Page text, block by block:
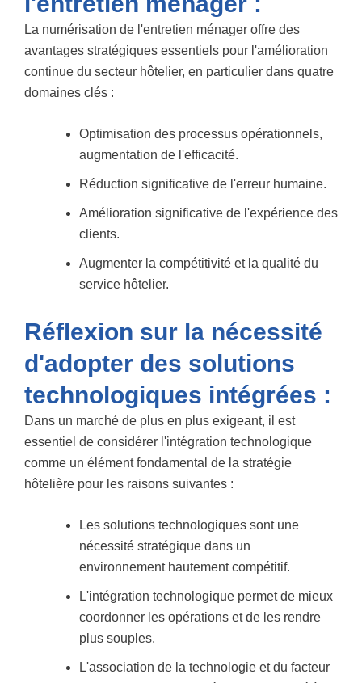
La numérisation de l'entretien ménager offre des
avantages stratégiques essentiels pour l'amélioration
continue du secteur hôtelier, en particulier dans quatre
domaines clés :
Optimisation des processus opérationnels,
augmentation de l'efficacité.
Réduction significative de l'erreur humaine.
Amélioration significative de l'expérience des
clients.
Augmenter la compétitivité et la qualité du
service hôtelier.
Réflexion sur la nécessité
d'adopter des solutions
technologiques intégrées :
Dans un marché de plus en plus exigeant, il est
essentiel de considérer l'intégration technologique
comme un élément fondamental de la stratégie
hôtelière pour les raisons suivantes :
Les solutions technologiques sont une
nécessité stratégique dans un
environnement hautement compétitif.
L'intégration technologique permet de mieux
coordonner les opérations et de les rendre
plus souples.
L'association de la technologie et du facteur